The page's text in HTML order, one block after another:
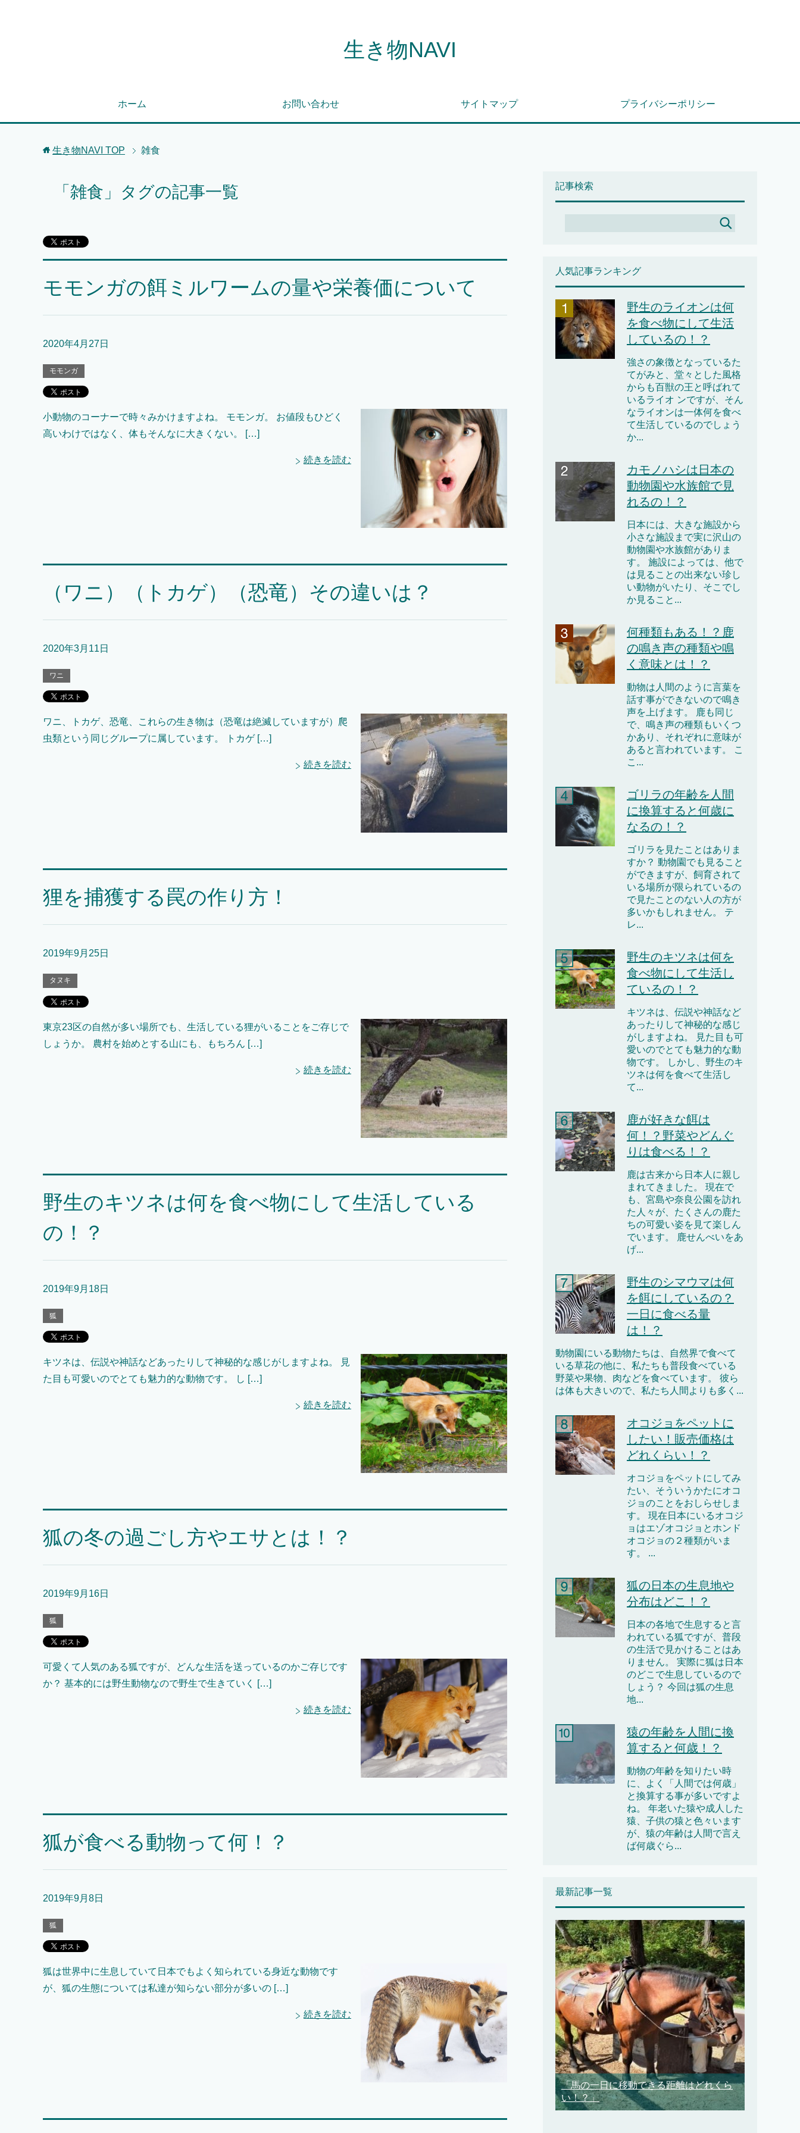
生き物NAVI
ホーム お問い合わせ サイトマップ プライバシーポリシー
生き物NAVI TOP 雑食
「雑食」タグの記事一覧
モモンガの餌ミルワームの量や栄養価について
2020年4月27日
モモンガ
小動物のコーナーで時々みかけますよね。 モモンガ。 お値段もひどく
高いわけではなく、体もそんなに大きくない。 […]
続きを読む
（ワニ）（トカゲ）（恐竜）その違いは？
2020年3月11日
ワニ
ワニ、トカゲ、恐竜、これらの生き物は（恐竜は絶滅していますが）爬
虫類という同じグループに属しています。 トカゲ […]
続きを読む
狸を捕獲する罠の作り方！
2019年9月25日
タヌキ
東京23区の自然が多い場所でも、生活している狸がいることをご存じで
しょうか。 農村を始めとする山にも、もちろん […]
続きを読む
野生のキツネは何を食べ物にして生活している
の！？
2019年9月18日
狐
キツネは、伝説や神話などあったりして神秘的な感じがしますよね。 見
た目も可愛いのでとても魅力的な動物です。 し […]
続きを読む
狐の冬の過ごし方やエサとは！？
2019年9月16日
狐
可愛くて人気のある狐ですが、どんな生活を送っているのかご存じです
か？ 基本的には野生動物なので野生で生きていく […]
続きを読む
狐が食べる動物って何！？
2019年9月8日
狐
狐は世界中に生息していて日本でもよく知られている身近な動物です
が、狐の生態については私達が知らない部分が多いの […]
続きを読む
記事検索
人気記事ランキング
野生のライオンは何
を食べ物にして生活
しているの！？
強さの象徴となっているた
てがみと、堂々とした風格
からも百獣の王と呼ばれて
いるライオ ンですが、そん
なライオンは一体何を食べ
て生活しているのでしょう
か...
カモノハシは日本の
動物園や水族館で見
れるの！？
日本には、大きな施設から
小さな施設まで実に沢山の
動物園や水族館がありま
す。 施設によっては、他で
は見ることの出来ない珍し
い動物がいたり、そこでし
か見ること...
何種類もある！？鹿
の鳴き声の種類や鳴
く意味とは！？
動物は人間のように言葉を
話す事ができないので鳴き
声を上げます。 鹿も同じ
で、鳴き声の種類もいくつ
かあり、それぞれに意味が
あると言われています。 こ
こ...
ゴリラの年齢を人間
に換算すると何歳に
なるの！？
ゴリラを見たことはありま
すか？ 動物園でも見ること
ができますが、飼育されて
いる場所が限られているの
で見たことのない人の方が
多いかもしれません。 テ
レ...
野生のキツネは何を
食べ物にして生活し
ているの！？
キツネは、伝説や神話など
あったりして神秘的な感じ
がしますよね。 見た目も可
愛いのでとても魅力的な動
物です。 しかし、野生のキ
ツネは何を食べて生活し
て...
鹿が好きな餌は
何！？野菜やどんぐ
りは食べる！？
鹿は古来から日本人に親し
まれてきました。 現在で
も、宮島や奈良公園を訪れ
た人々が、たくさんの鹿た
ちの可愛い姿を見て楽しん
でいます。 鹿せんべいをあ
げ...
野生のシマウマは何
を餌にしているの？
一日に食べる量
は！？
動物園にいる動物たちは、自然界で食べて
いる草花の他に、私たちも普段食べている
野菜や果物、肉などを食べています。 彼ら
は体も大きいので、私たち人間よりも多く...
オコジョをペットに
したい！販売価格は
どれくらい！？
オコジョをペットにしてみ
たい、そういうかたにオコ
ジョのことをおしらせしま
す。 現在日本にいるオコジ
ョはエゾオコジョとホンド
オコジョの２種類がいま
す。 ...
狐の日本の生息地や
分布はどこ！？
日本の各地で生息すると言
われている狐ですが、普段
の生活で見かけることはあ
りません。 実際に狐は日本
のどこで生息しているので
しょう？ 今回は狐の生息
地...
猿の年齢を人間に換
算すると何歳！？
動物の年齢を知りたい時
に、よく「人間では何歳」
と換算する事が多いですよ
ね。 年老いた猿や成人した
猿、子供の猿と色々います
が、猿の年齢は人間で言え
ば何歳ぐら...
最新記事一覧
「馬の一日に移動できる距離はどれくら
い！？」